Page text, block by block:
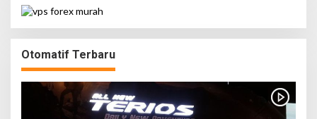
Otomatif Terbaru